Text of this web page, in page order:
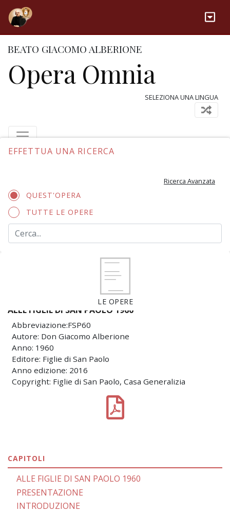
BEATO GIACOMO ALBERIONE
Opera Omnia
SELEZIONA UNA LINGUA
EFFETTUA UNA RICERCA
Ricerca Avanzata
QUEST'OPERA
TUTTE LE OPERE
LE OPERE
ALLE FIGLIE DI SAN PAOLO 1960
Abbreviazione:FSP60
Autore: Don Giacomo Alberione
Anno: 1960
Editore: Figlie di San Paolo
Anno edizione: 2016
Copyright: Figlie di San Paolo, Casa Generalizia
CAPITOLI
ALLE FIGLIE DI SAN PAOLO 1960
PRESENTAZIONE
INTRODUZIONE